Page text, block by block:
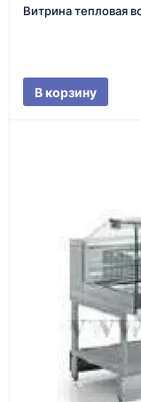
Менеджер
стоимость
доставки.
Счёт и
или
Витрина тепловая
В корзину